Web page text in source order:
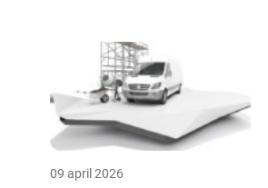
09 april 2026